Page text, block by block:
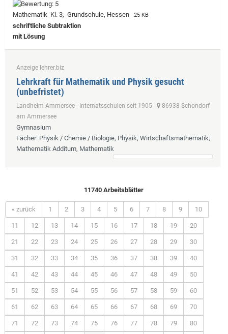
Mathematik Kl. 3, Grundschule, Hessen 25 KB
schriftliche Subtraktion
mit Lösung
Anzeige lehrer.biz
Lehrkraft für Mathematik und Physik gesucht
(unbefristet)
Landheim Ammersee - Internatsschulen seit 1905
86938 Schondorf
am Ammersee
Gymnasium
Fächer: Physik / Chemie / Biologie, Physik, Wirtschaftsmathematik,
Mathematik Additum, Mathematik
11740 Arbeitsblätter
« zurück 1 2 3 4 5 6 7 8 9 10
11 12 13 14 15 16 17 18 19 20
21 22 23 24 25 26 27 28 29 30
31 32 33 34 35 36 37 38 39 40
41 42 43 44 45 46 47 48 49 50
51 52 53 54 55 56 57 58 59 60
61 62 63 64 65 66 67 68 69 70
71 72 73 74 75 76 77 78 79 80